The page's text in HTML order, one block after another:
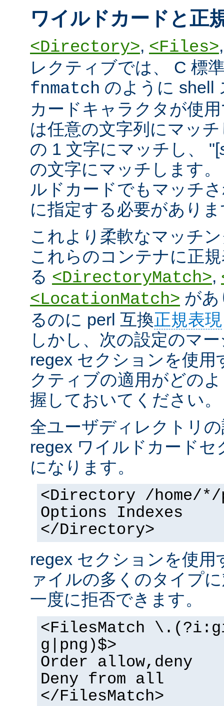
ワイルドカードと正
<Directory>, <Files>
レクティブでは、 C 標
fnmatch のように shell
カードキャラクタが使
は任意の文字列にマッ
の 1 文字にマッチし、 "[
の文字にマッチします
ルドカードでもマッチ
に指定する必要があり
これより柔軟なマッチ
これらのコンテナに正
る <DirectoryMatch>,
<LocationMatch> があ
るのに perl 互換正規表現
しかし、次の設定のマ
regex セクションを使
クティブの適用がどの
握しておいてください。
全ユーザディレクトリ
regex ワイルドカード
になります。
<Directory /home/
Options Indexes
</Directory>
regex セクションを使
ァイルの多くのタイプ
一度に拒否できます。
<FilesMatch
g|png)$>
Order allow,deny
Deny from all
</FilesMatch>